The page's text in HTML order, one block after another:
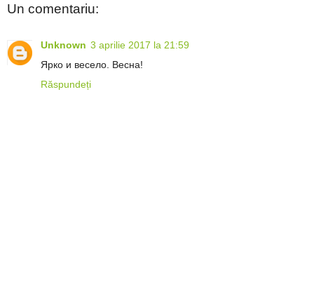
Un comentariu:
Unknown 3 aprilie 2017 la 21:59
Ярко и весело. Весна!
Răspundeți